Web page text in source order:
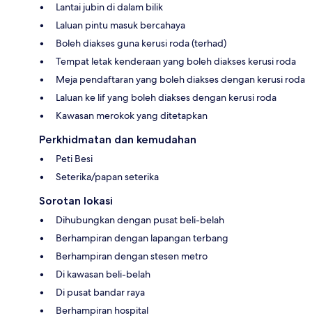
Lantai jubin di dalam bilik
Laluan pintu masuk bercahaya
Boleh diakses guna kerusi roda (terhad)
Tempat letak kenderaan yang boleh diakses kerusi roda
Meja pendaftaran yang boleh diakses dengan kerusi roda
Laluan ke lif yang boleh diakses dengan kerusi roda
Kawasan merokok yang ditetapkan
Perkhidmatan dan kemudahan
Peti Besi
Seterika/papan seterika
Sorotan lokasi
Dihubungkan dengan pusat beli-belah
Berhampiran dengan lapangan terbang
Berhampiran dengan stesen metro
Di kawasan beli-belah
Di pusat bandar raya
Berhampiran hospital